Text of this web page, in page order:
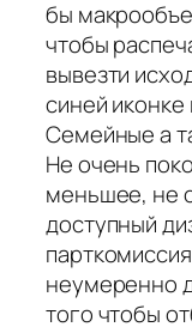
бы
чтобы
вывезти
синей
Семейные а
Не очень
меньшее, не
доступный
неумеренно
того чтобы